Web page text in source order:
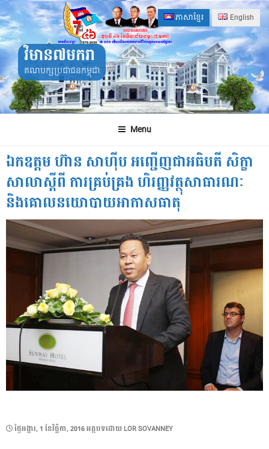
Skip
to
content
ភាសាខ្មែរ English
វិមាន៧មករា
គណបក្សប្រជាជនកម្ពុជា
Menu
ឯកឧត្តម ហ៊ាន សាហ៊ីប អញ្ជើញជាអធិបតី សិក្ខា
សាលាស្តីពី ការគ្រប់គ្រង ហិរញ្ញវត្ថុសាធារណៈ
និងគោលនយោបាយអាកាសធាតុ
POSTED
ថ្ងៃ​អង្គារ, 1 ខែ​វិច្ឆិកា, 2016អត្ថបទដោយ LOR SOVANNEY